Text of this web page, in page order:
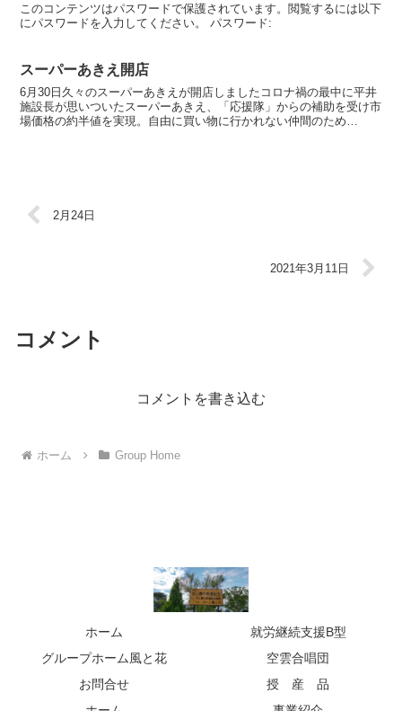
このコンテンツはパスワードで保護されています。閲覧するには以下
にパスワードを入力してください。 パスワード:
スーパーあきえ開店
6月30日久々のスーパーあきえが開店しましたコロナ禍の最中に平井
施設長が思いついたスーパーあきえ、「応援隊」からの補助を受け市
場価格の約半値を実現。自由に買い物に行かれない仲間のため
2月24日
2021年3月11日
コメント
コメントを書き込む
ホーム Group Home
ホーム
就労継続支援B型
グループホーム風と花
空雲合唱団
お問合せ
授 産 品